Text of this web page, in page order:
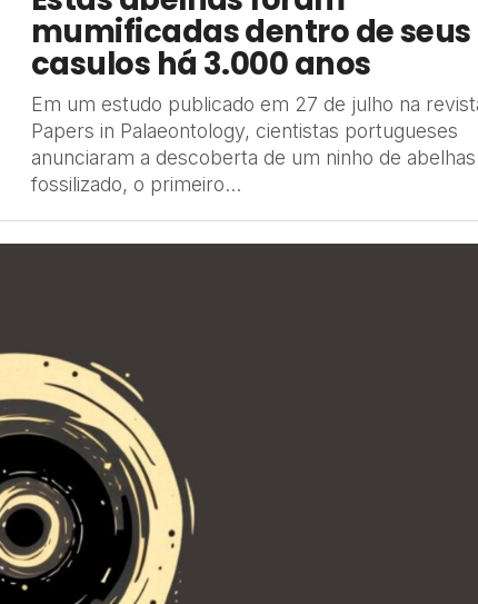
mumificadas dentro de seus
casulos há 3.000 anos
Em um estudo publicado em 27 de julho na
Papers in Palaeontology, cientistas portugueses
anunciaram a descoberta de um ninho de abelhas
fossilizado, o primeiro...